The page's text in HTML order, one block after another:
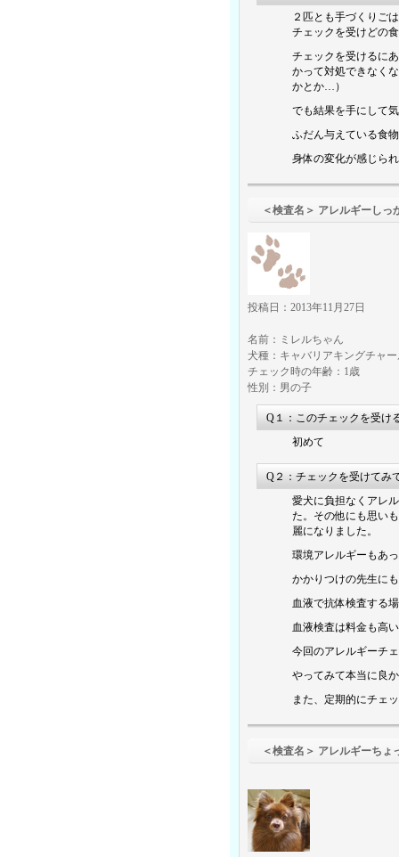
２匹とも手づくりご
チェックを受けどの
チェックを受けるに
かって対処できなく
かとか…）
でも結果を手にして
ふだん与えている食
身体の変化が感じら
＜検査名＞ アレルギーしっ
投稿日：2013年11月27日
名前：ミレルちゃん
犬種：キャバリアキングチャ
チェック時の年齢：1歳
性別：男の子
Q１：このチェックを受け
初めて
Q２：チェックを受けてみ
愛犬に負担なくアレ
た。その他にも思い
麗になりました。
環境アレルギーもあ
かかりつけの先生に
血液で抗体検査する
血液検査は料金も高
今回のアレルギーチ
やってみて本当に良
また、定期的にチェ
＜検査名＞ アレルギーち